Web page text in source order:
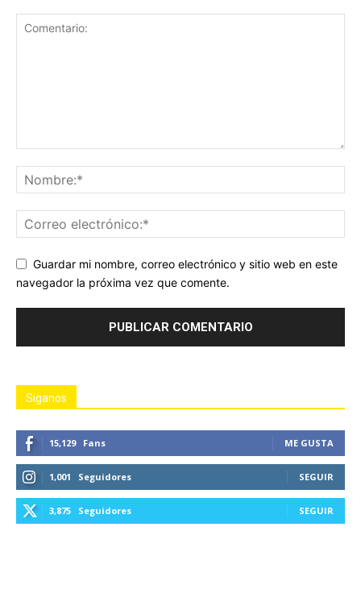
Guardar mi nombre, correo electrónico y sitio web en este
navegador la próxima vez que comente.
Siganos
15,129 Fans ME GUSTA
1,001 Seguidores SEGUIR
3,875 Seguidores SEGUIR